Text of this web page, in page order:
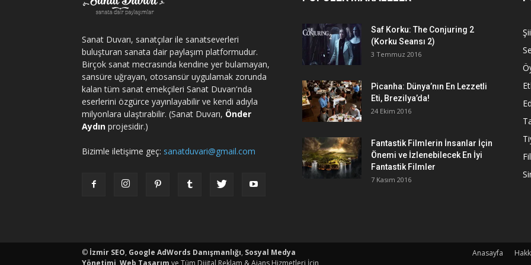
Sanat Duvarı, sanatçılar ile sanatseverleri
buluşturan sanata dair paylaşım platformudur.
Birçok sanat mecrasında kendine yer bulamayan,
sansüre uğrayan, otosansür uygulamak zorunda
kalan tüm sanat emekçileri Sanat Duvarı'nda
eserlerini özgürce yayınlayabilir ve kendi adıyla
milyonlara ulaştırabilir. (Sanat Duvarı, Önder
Aydın projesidir.)
Bizimle iletişime geç: sanatduvari@gmail.com
Saf Korku: The Conjuring 2
(Korku Seansı 2)
3 Temmuz 2016
Picanha: Dünya’nın En Lezzetli
Eti, Brezilya’da!
24 Ekim 2016
Fantastik Filmlerin İnsanlar İçin
Önemi ve İzlenebilecek En İyi
Fantastik Filmler
7 Kasım 2016
Anasayfa
porno
© İzmir SEO, Google AdWords Danışmanlığı, Sosyal Medya
Yönetimi Web Tasarım ve Tüm Dijital Reklam & Ajans Hizmetleri İçin